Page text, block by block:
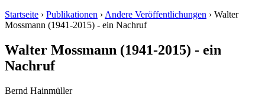
Startseite › Publikationen › Andere Veröffentlichungen › Walter
Mossmann (1941-2015) - ein Nachruf
Walter Mossmann (1941-2015) - ein
Nachruf
Bernd Hainmüller